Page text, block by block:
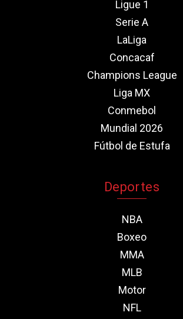
Ligue 1
Serie A
LaLiga
Concacaf
Champions League
Liga MX
Conmebol
Mundial 2026
Fútbol de Estufa
Deportes
NBA
Boxeo
MMA
MLB
Motor
NFL